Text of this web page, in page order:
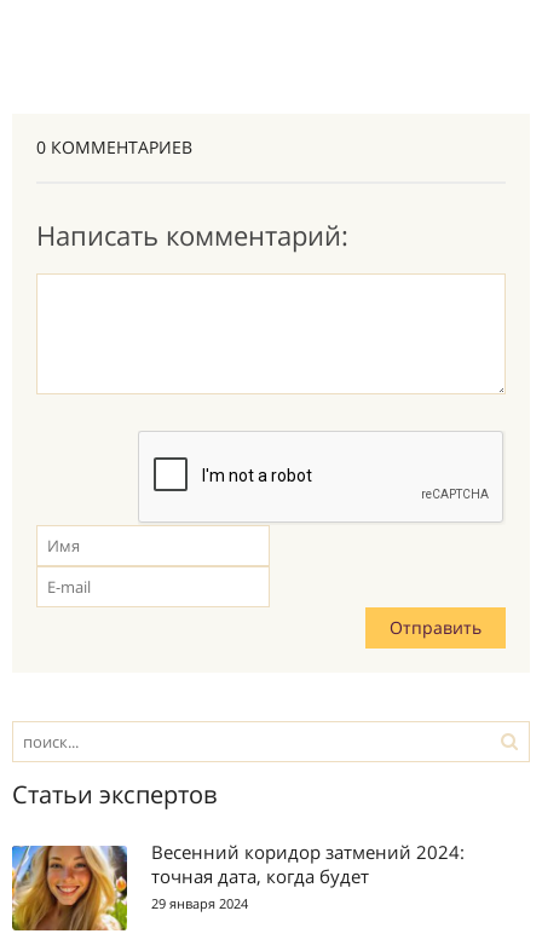
0 КОММЕНТАРИЕВ
Написать комментарий:
Статьи экспертов
Весенний коридор затмений 2024:
точная дата, когда будет
29 января 2024